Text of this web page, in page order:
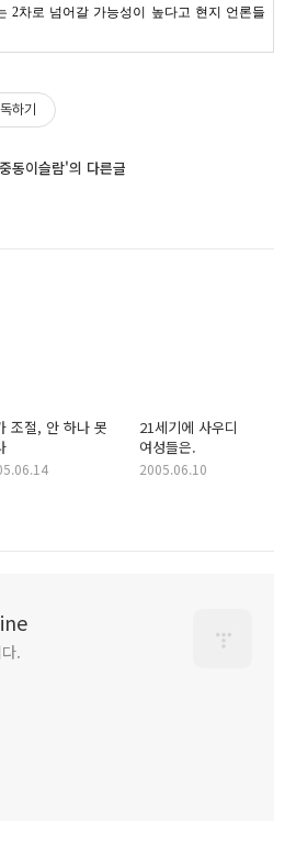
2차로 넘어갈 가능성이 높다고 현지 언론들
하기
동이슬람'의 다른글
조절, 안 하나 못
21세기에 사우디
여성들은.
2005.06.10
.